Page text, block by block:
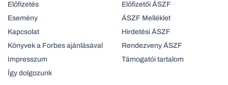
Előfizetés
Esemény
Kapcsolat
Könyvek a Forbes ajánlásával
Impresszum
Így dolgozunk
Előfizetői ÁSZF
ÁSZF Melléklet
Hirdetési ÁSZF
Rendezveny ÁSZF
Támogatói tartalom